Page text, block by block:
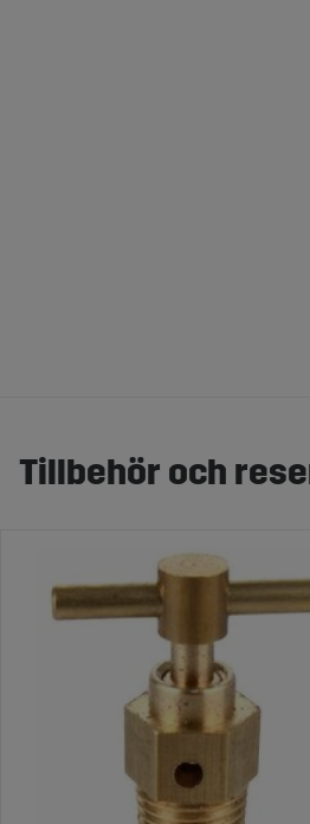
Tillbehör och